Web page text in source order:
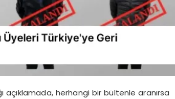
açıklamada, herhangi bir bültenle aranırsa